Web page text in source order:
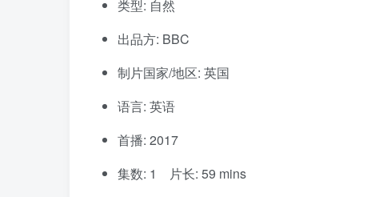
类型: 自然
出品方: BBC
制片国家/地区: 英国
语言: 英语
首播: 2017
集数: 1 片长: 59 mins